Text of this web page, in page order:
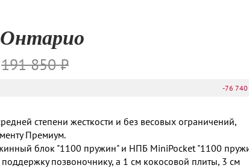
191 850 ₽
-76 740
степени жесткости и без весовых ограничений,
Премиум.
блок "1100 пружин" и НПБ MiniPocket "1100
позвоночнику, а 1 см кокосовой плиты, 3 см